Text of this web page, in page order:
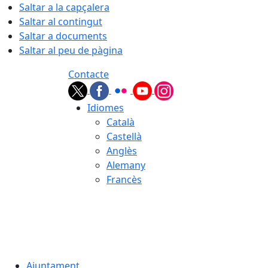
Saltar a la capçalera
Saltar al contingut
Saltar a documents
Saltar al peu de pàgina
Contacte
Idiomes
Català
Castellà
Anglès
Alemany
Francès